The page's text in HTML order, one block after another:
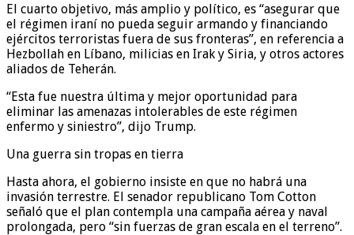
El cuarto objetivo, más amplio y político, es “asegurar que
el régimen iraní no pueda seguir armando y financiando
ejércitos terroristas fuera de sus fronteras”, en referencia a
Hezbollah en Líbano, milicias en Irak y Siria, y otros actores
aliados de Teherán.
“Esta fue nuestra última y mejor oportunidad para
eliminar las amenazas intolerables de este régimen
enfermo y siniestro”, dijo Trump.
Una guerra sin tropas en tierra
Hasta ahora, el gobierno insiste en que no habrá una
invasión terrestre. El senador republicano Tom Cotton
señaló que el plan contempla una campaña aérea y naval
prolongada, pero “sin fuerzas de gran escala en el terreno”.